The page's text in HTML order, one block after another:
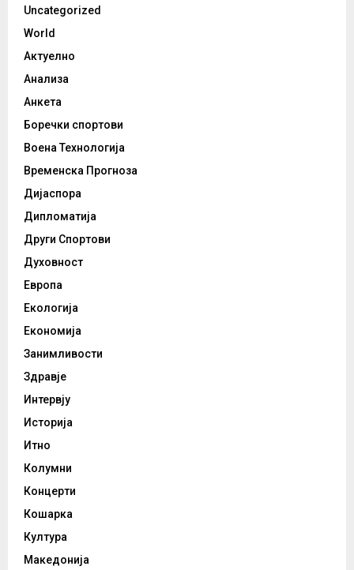
Uncategorized
World
Актуелно
Анализа
Анкета
Боречки спортови
Воена Технологија
Временска Прогноза
Дијаспора
Дипломатија
Други Спортови
Духовност
Европа
Екологија
Економија
Занимливости
Здравје
Интервју
Историја
Итно
Колумни
Концерти
Кошарка
Култура
Македонија